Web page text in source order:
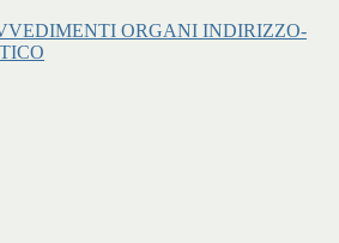
ORGANI INDIRIZZO-